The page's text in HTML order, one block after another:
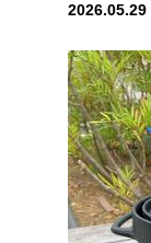
2026.05.29